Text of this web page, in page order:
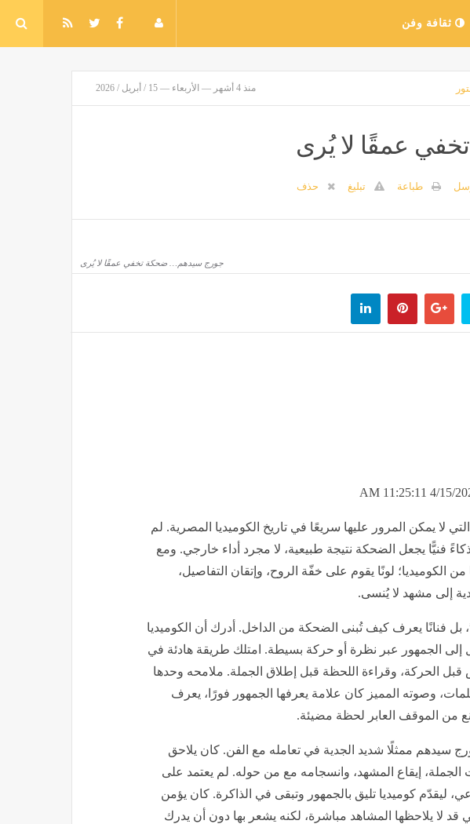
ثقافة وفن
منذ 4 أشهر — الأربعاء — 15 / أبريل / 2026
عمقًا لا يُرى
طباعة تبليغ حذف
جورج سيدهم… ضحكة تخفي عمقًا لا يُرى
4/15/2026
لا يمكن المرور عليها سريعًا في تاريخ الكوميديا المصرية. لم
فنيًّا يجعل الضحكة نتيجة طبيعية، لا مجرد أداء خارجي. ومع
الكوميديا؛ لونًا يقوم على خفّة الروح، وإتقان التفاصيل،
إلى مشهد لا يُنسى.
فنانًا يعرف كيف تُبنى الضحكة من الداخل. أدرك أن الكوميديا
الجمهور عبر نظرة أو حركة بسيطة. امتلك طريقة هادئة في
الحركة، وقراءة اللحظة قبل إطلاق الجملة. ملامحه وحدها
وصوته المميز كان علامة يعرفها الجمهور فورًا، يعرف
من الموقف العابر لحظة مضيئة.
سيدهم ممثلًا شديد الجدية في تعامله مع الفن. كان يلاحق
الجملة، إيقاع المشهد، وانسجامه مع من حوله. لم يعتمد على
ليقدّم كوميديا تليق بالجمهور وتبقى في الذاكرة. كان يؤمن
قد لا يلاحظها المشاهد مباشرة، لكنه يشعر بها دون أن يدرك